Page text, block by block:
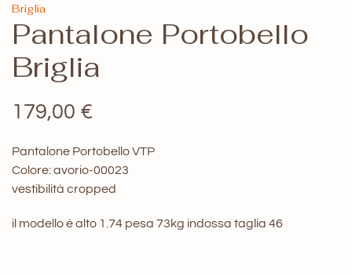
Briglia
Pantalone Portobello
Briglia
179,00 €
Pantalone Portobello VTP
Colore: avorio-00023
vestibilità cropped
il modello è alto 1.74 pesa 73kg indossa taglia 46